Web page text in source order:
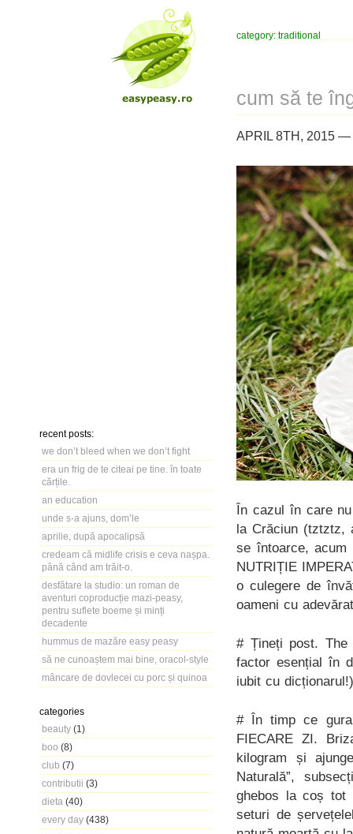
recent posts:
we don’t bleed when we don’t fight
era un frig de te citeai pe tine. în toate
cărțile.
an education
unde s-a ajuns, dom’le
aprilie, după apocalipsă
credeam că midlife crisis e ceva nașpa.
până când am trăit-o.
desfătare la studio: un roman de
aventuri coproducție mazi-peasy,
pentru suflete boeme și minți
decadente
hummus de mazăre easy peasy
să ne cunoaștem mai bine, oracol-style
mâncare de dovlecei cu porc și quinoa
categories
beauty (1)
boo (8)
club (7)
contributii (3)
dieta (40)
every day (438)
category: traditional
cum să te
APRIL 8TH, 2015 —
În cazul în care
la Crăciun (tztztz,
se întoarce,
NUTRIȚIE
o culegere de
oameni cu
# Țineți post. The
factor esențial în
iubit cu
# În timp ce
FIECARE ZI.
kilogram și
Naturală”,
ghebos la coș tot
seturi de